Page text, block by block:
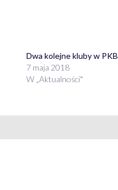
Dwa kolejne kluby w PKB
7 maja 2018
W „Aktualności"